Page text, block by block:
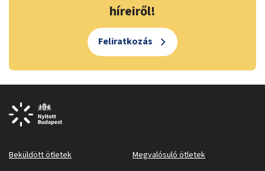
híreiről!
Feliratkozás
Beküldött ötletek Megvalósuló ötletek